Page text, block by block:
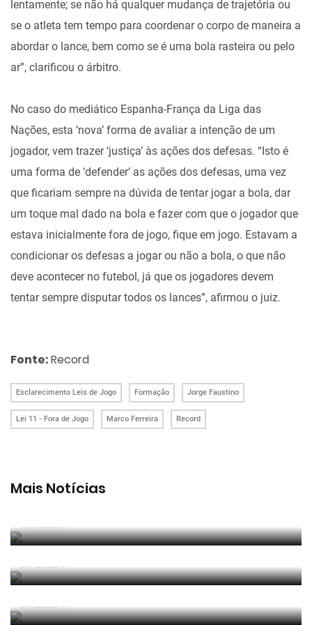
lentamente; se não há qualquer mudança de trajetória ou
se o atleta tem tempo para coordenar o corpo de maneira a
abordar o lance, bem como se é uma bola rasteira ou pelo
ar”, clarificou o árbitro.
No caso do mediático Espanha-França da Liga das
Nações, esta ‘nova’ forma de avaliar a intenção de um
jogador, vem trazer ‘justiça’ às ações dos defesas. “Isto é
uma forma de ‘defender’ as ações dos defesas, uma vez
que ficariam sempre na dúvida de tentar jogar a bola, dar
um toque mal dado na bola e fazer com que o jogador que
estava inicialmente fora de jogo, fique em jogo. Estavam a
condicionar os defesas a jogar ou não a bola, o que não
deve acontecer no futebol, já que os jogadores devem
tentar sempre disputar todos os lances”, afirmou o juiz.
Fonte:Record
Esclarecimento Leis de Jogo Formação Jorge Faustino
Lei 11 - Fora de Jogo Marco Ferreira Record
Mais Notícias
Por RefereeTip
João Pinheiro nomeado pela FIFA para o Mundial
Por RefereeTip
APAF espera que câmaras corporais possam
Por RefereeTip